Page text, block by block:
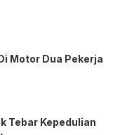
Motor Dua Pekerja
Tebar Kepedulian